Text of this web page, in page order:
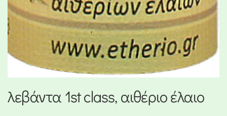
λεβάντα 1st class, αιθέριο έλαιο